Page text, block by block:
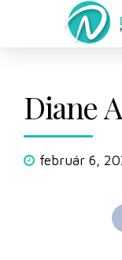
Diane
február 6,